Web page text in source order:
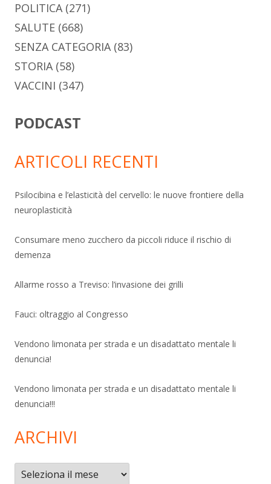
POLITICA(271)
SALUTE (668)
SENZA CATEGORIA(83)
STORIA(58)
VACCINI (347)
PODCAST
ARTICOLI RECENTI
Psilocibina e l’elasticità del cervello: le nuove frontiere della
neuroplasticità
Consumare meno zucchero da piccoli riduce il rischio di
demenza
Allarme rosso a Treviso: l’invasione dei grilli
Fauci: oltraggio al Congresso
Vendono limonata per strada e un disadattato mentale li
denuncia!
Vendono limonata per strada e un disadattato mentale li
denuncia!!!
ARCHIVI
Archivi